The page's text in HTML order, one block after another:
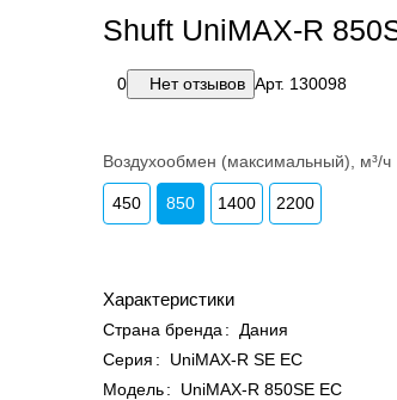
Shuft UniMAX-R
0 Нет отзывов Арт. 130098
Воздухообмен (максимальный), м³/ч
450 850 1400 2200
Характеристики
Страна бренда :
Дания
Серия :
UniMAX-R SE EC
Модель:
UniMAX-R 850SE EC